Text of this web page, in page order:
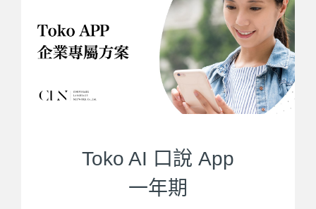
Toko AI 口說 App
一年期